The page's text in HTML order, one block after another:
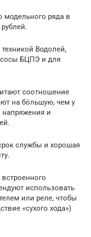
модельного ряда в
Водолей,
БЦПЭ и для
соотношение
на бо́льшую, чем у
напряжения и
службы и хорошая
использовать
или реле, чтобы
«сухого хода»)